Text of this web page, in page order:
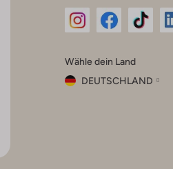
Instagram
Facebook
TikTok
Wähle dein Land
DEUTSCHLAND